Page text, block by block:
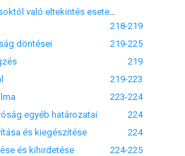
218-219
döntései
219-225
219
219-223
223-224
egyéb határozatai
224
és kiegészítése
224
és kihirdetése
224-225